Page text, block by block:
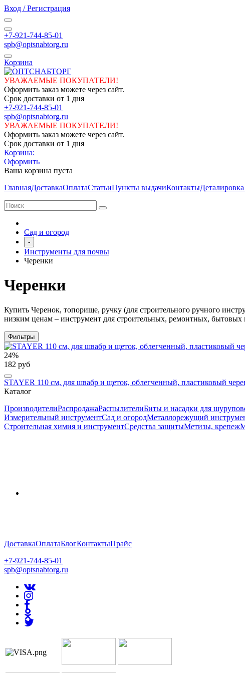
Вход / Регистрация
+7-921-744-85-01
spb@optsnabtorg.ru
Корзина
УВАЖАЕМЫЕ ПОКУПАТЕЛИ!
Оформить заказ можете через сайт.
Срок доставки от 1 дня
+7-921-744-85-01
spb@optsnabtorg.ru
УВАЖАЕМЫЕ ПОКУПАТЕЛИ!
Оформить заказ можете через сайт.
Срок доставки от 1 дня
Корзина:
Оформить
Ваша корзина пуста
ГлавнаяДоставкаОплатаСтатьиПункты выдачиКонтактыДеталировка
Сад и огород
-
Инструменты для почвы
Черенки
Черенки
Купить Черенок, топорище, ручку (для строительного ручного
низким ценам – инструмент для строительных, ремонтных, бытовых
Фильтры
24%
182 руб
STAYER 110 см, для швабр и щеток, облегченный, пластиковый
Каталог
ПроизводителиРаспродажаРаспылителиБиты и насадки для
Измерительный инструментСад и огородМеталлорежущий
Строительная химия и инструментСредства защитыМетизы, крепеж
ДоставкаОплатаБлогКонтактыПрайс
+7-921-744-85-01
spb@optsnabtorg.ru